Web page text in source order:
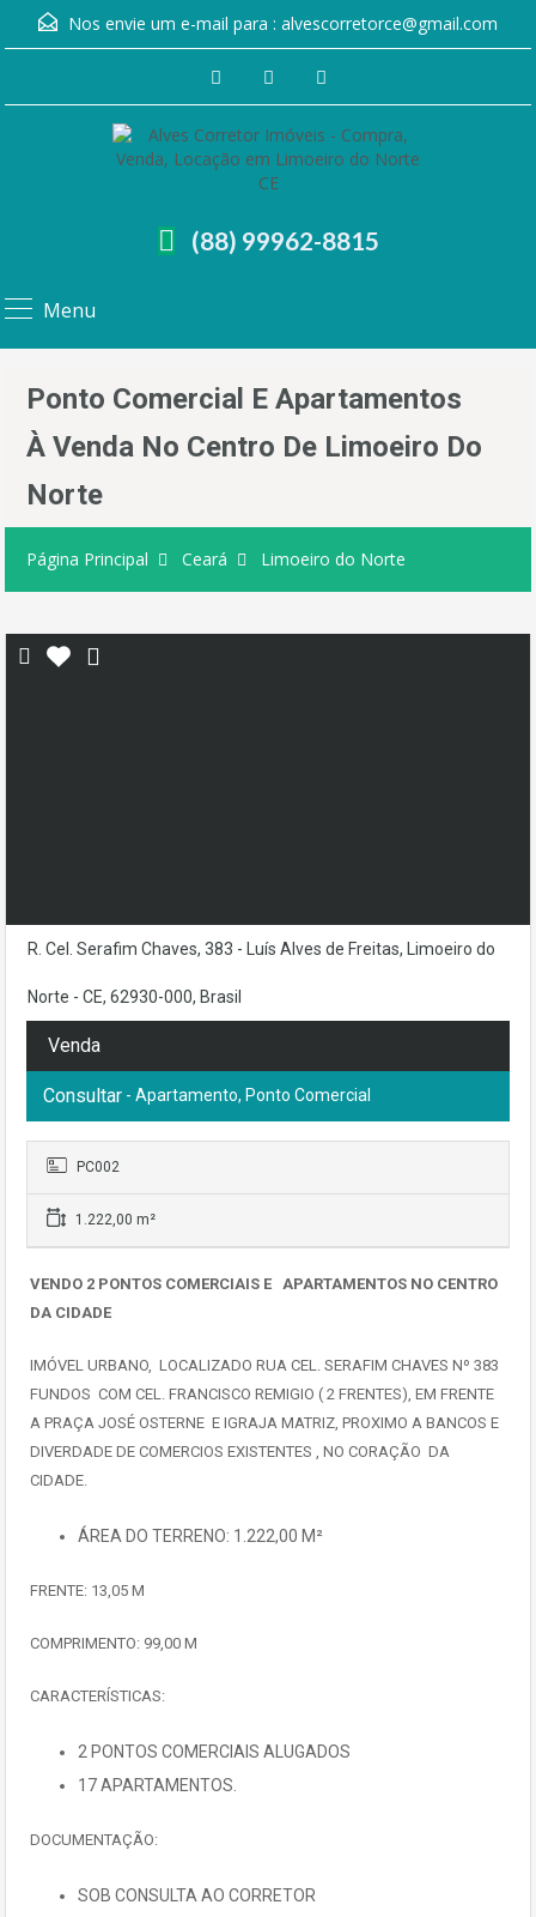
Nos envie um e-mail para : alvescorretorce@gmail.com
(88) 99962-8815
Menu
Ponto Comercial E Apartamentos
À Venda No Centro De Limoeiro Do
Norte
Página Principal Ceará Limoeiro do Norte
R. Cel. Serafim Chaves, 383 - Luís Alves de Freitas, Limoeiro do
Norte - CE, 62930-000, Brasil
Venda
Consultar - Apartamento, Ponto Comercial
PC002
1.222,00 m²
VENDO 2 PONTOS COMERCIAIS E APARTAMENTOS NO CENTRO
DA CIDADE
IMÓVEL URBANO, LOCALIZADO RUA CEL. SERAFIM CHAVES Nº 383
FUNDOS COM CEL. FRANCISCO REMIGIO ( 2 FRENTES), EM FRENTE
A PRAÇA JOSÉ OSTERNE E IGRAJA MATRIZ, PROXIMO A BANCOS E
DIVERDADE DE COMERCIOS EXISTENTES , NO CORAÇÃO DA
CIDADE.
ÁREA DO TERRENO: 1.222,00 M²
FRENTE: 13,05 M
COMPRIMENTO: 99,00 M
CARACTERÍSTICAS:
2 PONTOS COMERCIAIS ALUGADOS
17 APARTAMENTOS.
DOCUMENTAÇÃO:
SOB CONSULTA AO CORRETOR